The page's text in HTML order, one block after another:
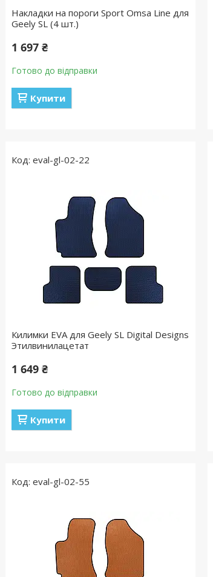
Накладки на пороги Sport Omsa Line для
Geely SL (4 шт.)
1 697 ₴
Готово до відправки
Купити
eval-gl-02-22
Килимки EVA для Geely SL Digital Designs
Этилвинилацетат
1 649 ₴
Готово до відправки
Купити
eval-gl-02-55